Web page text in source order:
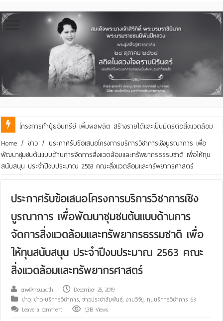
โครงการทำปุ๋ยอินทรีย์ เพิ่มผลผลิต สร้างรายได้และเป็นมิตรต่อสิ่งแวดล้อม
Home / ข่าว / ประกาศรับข้อเสนอโครงการบริการวิชาการเชิงบูรณาการ เพื่อ
พัฒนาชุมชนต้นแบบด้านการจัดการสิ่งแวดล้อมและทรัพยากรธรรมชาติ เพื่อให้ทุน
สนับสนุน ประจำปีงบประมาณ 2563 คณะสิ่งแวดล้อมและทรัพยากรศาสตร์
ประกาศรับข้อเสนอโครงการบริการวิชาการเชิง
บูรณาการ เพื่อพัฒนาชุมชนต้นแบบด้านการ
จัดการสิ่งแวดล้อมและทรัพยากรธรรมชาติ เพื่อ
ให้ทุนสนับสนุน ประจำปีงบประมาณ 2563 คณะ
สิ่งแวดล้อมและทรัพยากรศาสตร์
env@msu.ac.th
December 25, 2019
ข่าว,ข่าว-บริการวิชาการ,ข่าวประชาสัมพันธ์,งานวิจัย, ทุนบริการวิชาการ 63
Leave a comment
1,318 Views